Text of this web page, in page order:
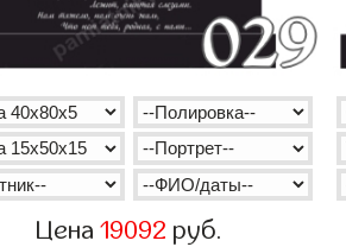
Цена19092 руб.